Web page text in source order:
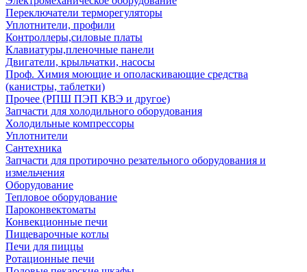
Переключатели терморегуляторы
Уплотнители, профили
Контроллеры,силовые платы
Клавиатуры,пленочные панели
Двигатели, крыльчатки, насосы
Проф. Химия моющие и ополаскивающие средства
(канистры, таблетки)
Прочее (РПШ ПЭП КВЭ и другое)
Запчасти для холодильного оборудования
Холодильные компрессоры
Уплотнители
Сантехника
Запчасти для протирочно резательного оборудования и
измельчения
Оборудование
Тепловое оборудование
Пароконвектоматы
Конвекционные печи
Пищеварочные котлы
Печи для пиццы
Ротационные печи